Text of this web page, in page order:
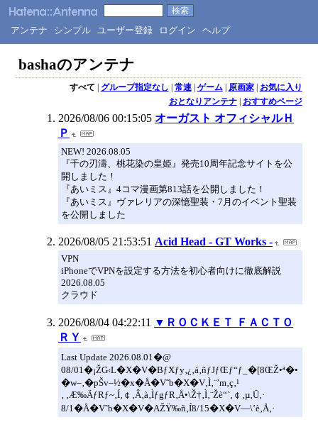
アンテナ シンプル ユーザー登録 ログイン ヘルプ
bashaのアンテナ
すべて | グループ指定なし | 常連| ゲーム| 原画家| お気に入り
おとなりアンテナ| おすすめページ
2026/08/06 00:15:05 オーガスト オフィシャルＨ
Ｐ
NEW! 2026.08.05
『千の刃濤、桃花染の皇姫』発売10周年記念サイトを公
開しました！
『あいミス』4コマ漫画第813話を公開しました！
『あいミス』ヴァレリアの深憶聖装・7月のイベント聖装
を公開しました
2026/08/05 21:53:51 Acid Head - GT Works -
VPN
iPhoneでVPNを設定する方法を初心者向けに徹底解説
2026.08.05
クラウド
2026/08/04 04:22:11 ▼ＲＯＣＫＥＴ ＦＡＣＴＯ
ＲＹ
Last Update 2026.08.01�@
08/01�¡ŽG‹L�X�V�BƒXƒy‚¿‚á‚ñƒJƒŒƒ“ƒ_�[8ŒŽ•ª�•
�w–‚�pŠv–½�x�Å�V˜b�X�V‚Ì‚¨’m‚ç‚¹
‚ ‚Æ‰ÄƒRƒ~‚Í‚￠‚Â‚à‚ÌƒgƒR‚Å•\Ž†‚Ì‚¨Žè“`‚￠‚µ‚Ü‚·
8/1�Å�V˜b�X�V�AŽŸ‰ñ‚Í8/15�X�V—\’è‚Å‚·